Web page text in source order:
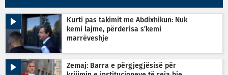
Kurti pas takimit me Abdixhikun: Nuk
kemi lajme, përderisa s’kemi
marrëveshje
Zemaj: Barra e përgjegjësisë për